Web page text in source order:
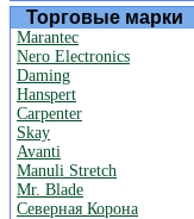
Торговые марки
Marantec
Nero Electronics
Daming
Hanspert
Carpenter
Skay
Avanti
Manuli Stretch
Mr. Blade
Северная Корона